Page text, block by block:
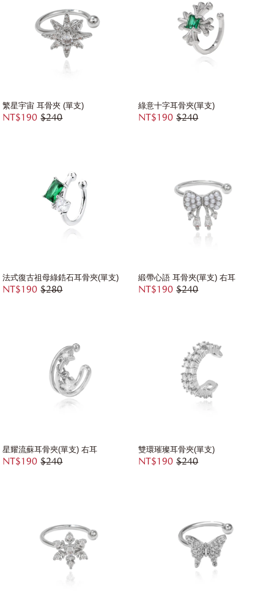
繁星宇宙 耳骨夾 (單支)
NT$190 $240
綠意十字耳骨夾(單支)
NT$190 $240
法式復古祖母綠鋯石耳骨夾(單支)
NT$190 $280
緞帶心語 耳骨夾(單支) 右耳
NT$190 $240
星耀流蘇耳骨夾(單支) 右耳
NT$190 $240
雙環璀璨耳骨夾(單支)
NT$190 $240